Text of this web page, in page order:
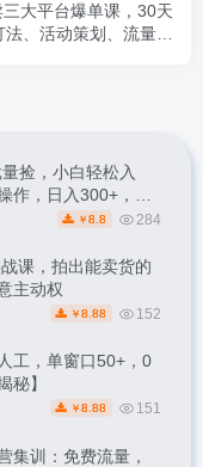
三大平台爆单课，30天
法、活动策划、流量加
捡，小白轻松入
作，日入300+，轻
￥ 8.8 284
课，拍出能卖货的
主动权
￥ 8.88 152
工，单窗口50+，0
秘】
￥ 8.88 151
集训：免费流量，